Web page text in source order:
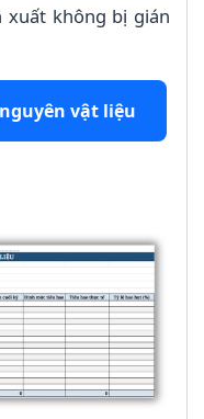
xuất không bị gián
vật liệu